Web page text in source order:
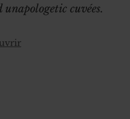
unapologetic cuvées.